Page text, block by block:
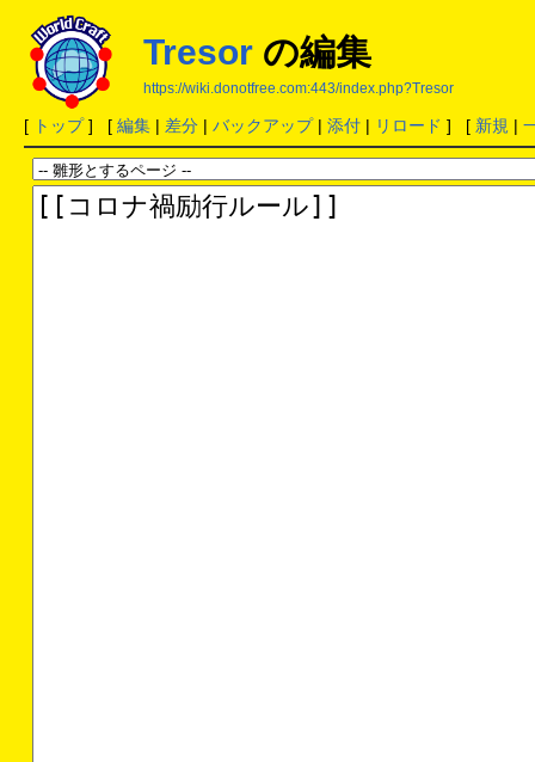
Tresorの編集
https://wiki.donotfree.com:443/index.php?Tresor
[ トップ] [ 編集| 差分| バックアップ| 添付| リロード ] [ 新規 |